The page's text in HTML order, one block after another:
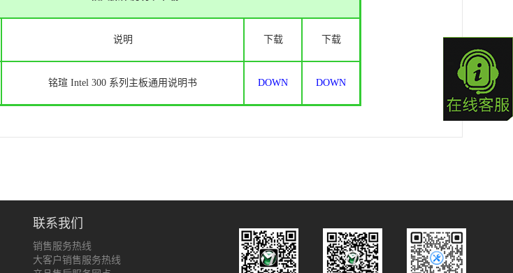
说明 下载 下载
铭瑄 Intel 300 系列主板通用说明书 DOWN DOWN
联系我们
销售服务热线
大客户销售服务热线